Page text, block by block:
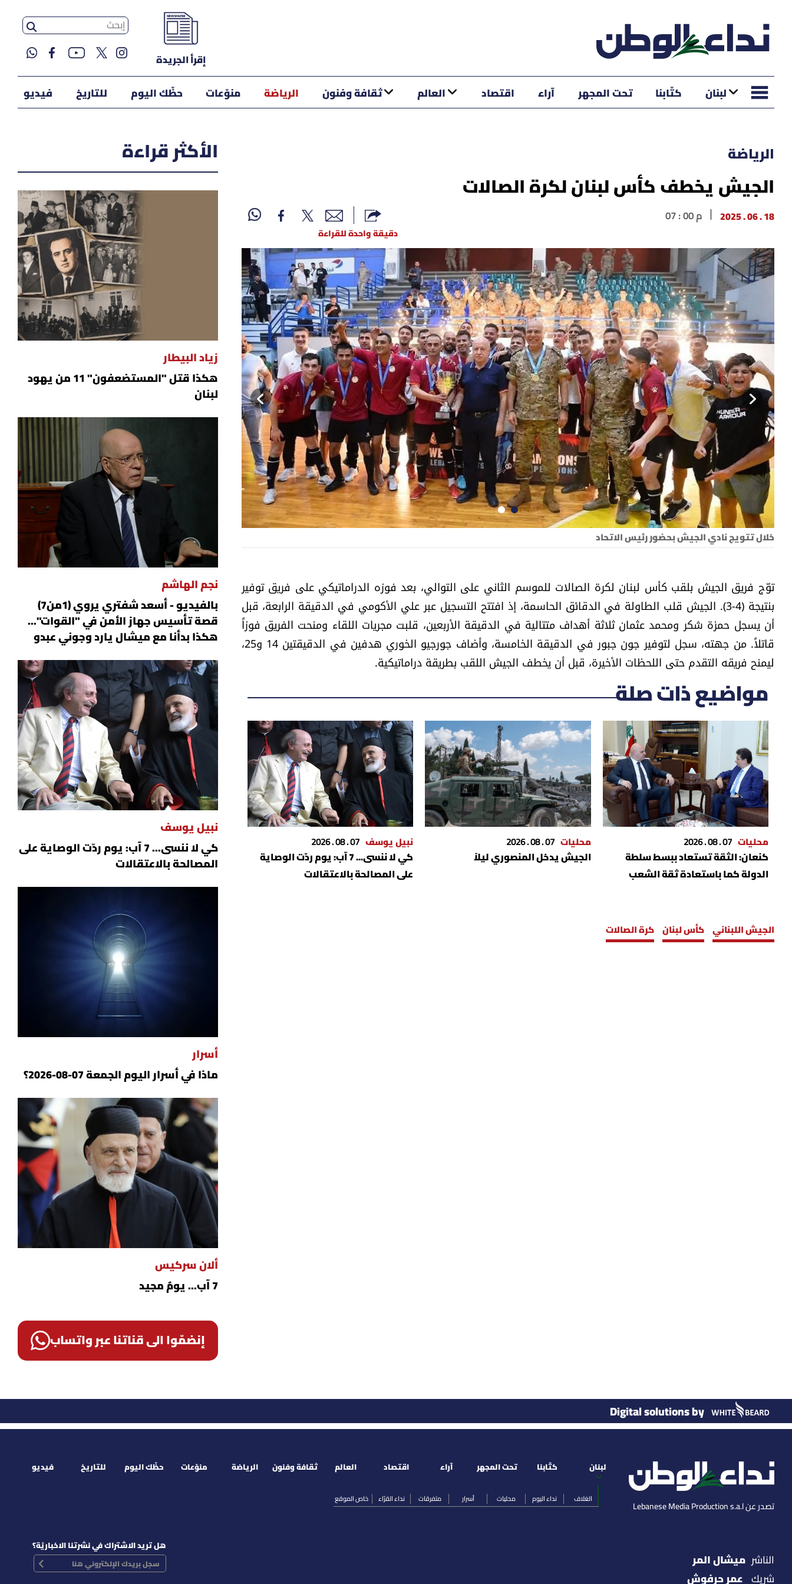
إقرأ الجريدة
لبنان كتّابنا تحت المجهر آراء اقتصاد العالم ثقافة وفنون الرياضة منوّعات حظّك اليوم للتاريخ فيديو
الرياضة
الجيش يخطف كأس لبنان لكرة الصالات
18 . 06 . 2025 07 : 00 م
دقيقة واحدة للقراءة
خلال تتويج نادي الجيش بحضور رئيس الاتحاد
توّج فريق الجيش بلقب كأس لبنان لكرة الصالات للموسم الثاني على التوالي، بعد فوزه الدراماتيكي على فريق توفير
بنتيجة (4-3). الجيش قلب الطاولة في الدقائق الحاسمة، إذ افتتح التسجيل عبر علي الأكومي في الدقيقة الرابعة، قبل
أن يسجل حمزة شكر ومحمد عثمان ثلاثة أهداف متتالية في الدقيقة الأربعين، قلبت مجريات اللقاء ومنحت الفريق فوزاً
قاتلاً. من جهته، سجل لتوفير جون جبور في الدقيقة الخامسة، وأضاف جورجيو الخوري هدفين في الدقيقتين 14 و25،
ليمنح فريقه التقدم حتى اللحظات الأخيرة، قبل أن يخطف الجيش اللقب بطريقة دراماتيكية.
مواضيع ذات صلة
محليات 07 . 08 . 2026
كنعان‬⁩: الثقة تستعاد ببسط سلطة
الدولة كما باستعادة ثقة الشعب
محليات 07 . 08 . 2026
الجيش يدخل المنصوري ليلاً
نبيل يوسف 07 . 08 . 2026
كي لا ننسى... 7 آب: يوم ردّت الوصاية
على المصالحة بالاعتقالات
الجيش اللبناني كأس لبنان كرة الصالات
الأكثر قراءة
زياد البيطار
هكذا قتل "المستضعفون" 11 من يهود
لبنان
نجم الهاشم
بالفيديو - أسعد شفتري يروي (1من7)
قصة تأسيس جهاز الأمن في "القوات"...
هكذا بدأنا مع ميشال يارد وجوني عبدو
نبيل يوسف
كي لا ننسى... 7 آب: يوم ردّت الوصاية على
المصالحة بالاعتقالات
أسرار
ماذا في أسرار اليوم الجمعة 07-08-2026؟
ألان سركيس
7 آب... يومٌ مجيد
إنضمّوا الى قناتنا عبر واتساب
Digital solutions by
تصدر عن Lebanese Media Production s.a.l
لبنان
الغلاف نداء اليوم محليات أسرار متفرقات نداء القرّاء خاص الموقع
كتّابنا تحت المجهر آراء اقتصاد العالم ثقافة وفنون الرياضة منوّعات حظّك اليوم للتاريخ فيديو
الناشر ميشال المر
شريك عمر حرفوش
هل تريد الاشتراك في نشرتنا الاخباريّة؟